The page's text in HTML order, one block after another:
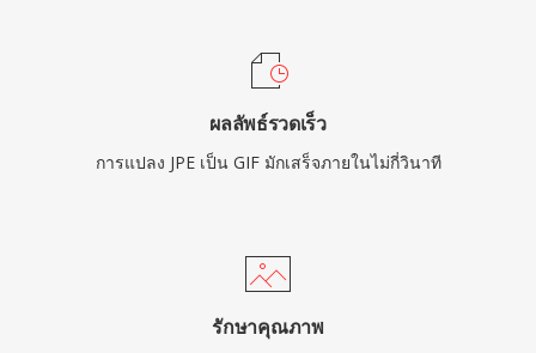
ผลลัพธ์รวดเร็ว
การแปลง JPE เป็น GIF มักเสร็จภายในไม่กี่วินาที
รักษาคุณภาพ